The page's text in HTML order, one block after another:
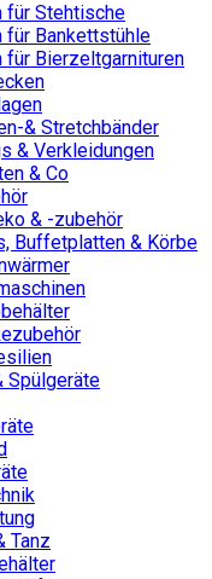
für Stehtische
für Bankettstühle
für Bierzeltgarnituren
& Stretchbänder
& Verkleidungen
& Co
& -zubehör
Buffetplatten & Körbe
Spülgeräte
Tanz